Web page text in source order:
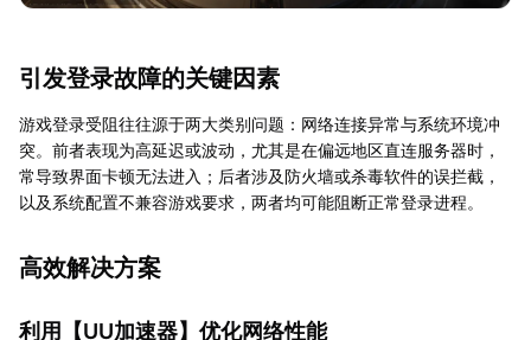
引发登录故障的关键因素
游戏登录受阻往往源于两大类别问题：网络连接异常与系统环境冲
突。前者表现为高延迟或波动，尤其是在偏远地区直连服务器时，
常导致界面卡顿无法进入；后者涉及防火墙或杀毒软件的误拦截，
以及系统配置不兼容游戏要求，两者均可能阻断正常登录进程。
高效解决方案
利用【UU加速器】优化网络性能